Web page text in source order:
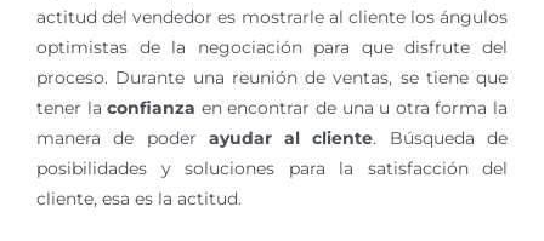
actitud del vendedor es mostrarle al cliente los ángulos
optimistas de la negociación para que disfrute del
proceso. Durante una reunión de ventas, se tiene que
tener laconfianza en encontrar de una u otra forma la
manera de poder ayudar al cliente. Búsqueda de
posibilidades y soluciones para la satisfacción del
cliente, esa es la actitud.